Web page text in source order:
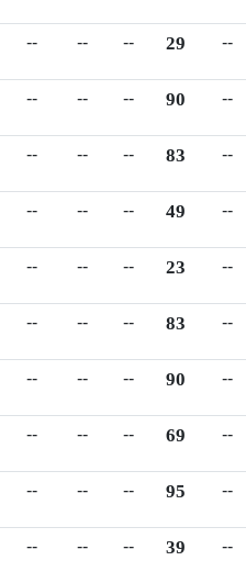
-- -- -- 29 --
-- -- -- 90 --
-- -- -- 83 --
-- -- -- 49 --
-- -- -- 23 --
-- -- -- 83 --
-- -- -- 90 --
-- -- -- 69 --
-- -- -- 95 --
-- -- -- 39 --